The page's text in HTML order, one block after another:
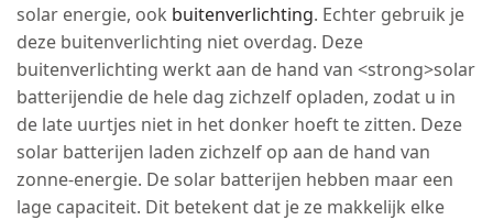
solar energie, ook buitenverlichting. Echter gebruik je
deze buitenverlichting niet overdag. Deze
buitenverlichting werkt aan de hand van <strong>solar
batterijendie de hele dag zichzelf opladen, zodat u in
de late uurtjes niet in het donker hoeft te zitten. Deze
solar batterijen laden zichzelf op aan de hand van
zonne-energie. De solar batterijen hebben maar een
lage capaciteit. Dit betekent dat je ze makkelijk elke